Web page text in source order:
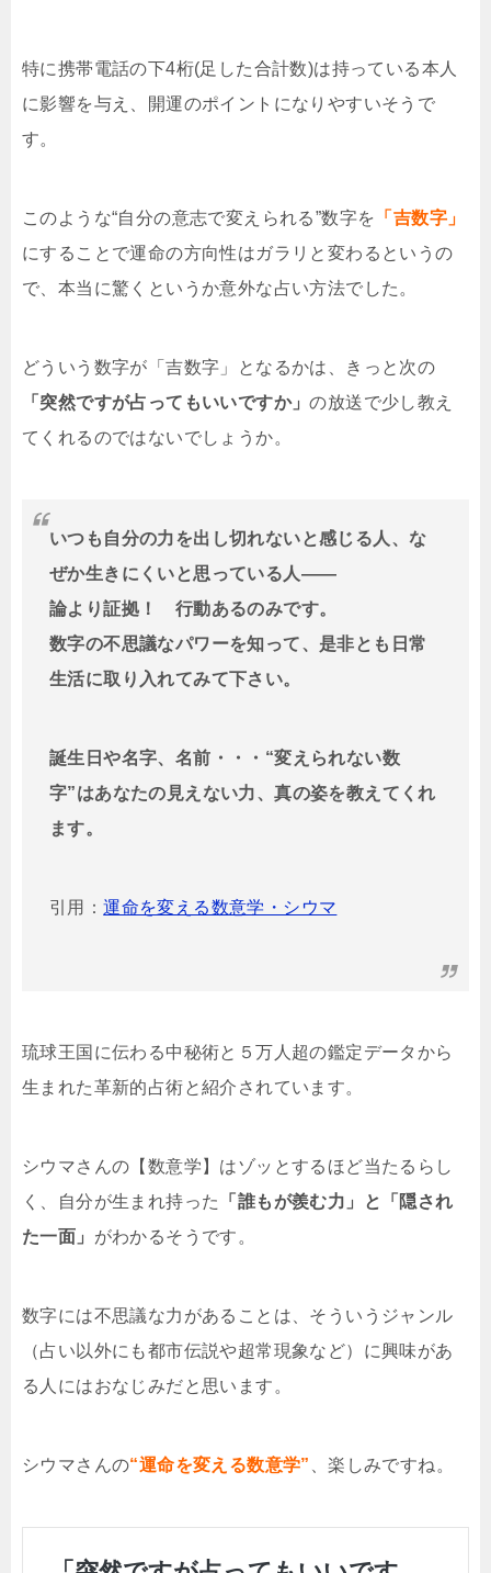
特に携帯電話の下4桁(足した合計数)は持っている本人
に影響を与え、開運のポイントになりやすいそうで
す。
このような“自分の意志で変えられる”数字を 「吉数字」
にすることで運命の方向性はガラリと変わるというの
で、本当に驚くというか意外な占い方法でした。
どういう数字が「吉数字」となるかは、きっと次の
「突然ですが占ってもいいですか」の放送で少し教え
てくれるのではないでしょうか。
いつも自分の力を出し切れないと感じる人、な
ぜか生きにくいと思っている人――
論より証拠！ 行動あるのみです。
数字の不思議なパワーを知って、是非とも日常
生活に取り入れてみて下さい。
誕生日や名字、名前・・・“変えられない数
字”はあなたの見えない力、真の姿を教えてくれ
ます。
引用：運命を変える数意学・シウマ
琉球王国に伝わる中秘術と５万人超の鑑定データから
生まれた革新的占術と紹介されています。
シウマさんの【数意学】はゾッとするほど当たるらし
く、自分が生まれ持った
「誰もが羨む力」と「隠され
た一面」 がわかるそうです。
数字には不思議な力があることは、そういうジャンル
（占い以外にも都市伝説や超常現象など）に興味があ
る人にはおなじみだと思います。
シウマさんの“運命を変える数意学” 、楽しみですね。